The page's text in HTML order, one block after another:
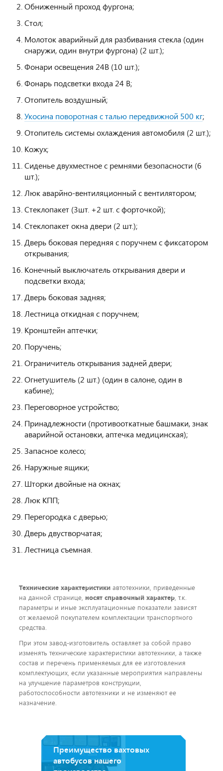
Обниженный проход фургона;
Стол;
Молоток аварийный для разбивания стекла (один
снаружи, один внутри фургона) (2 шт.);
Фонари освещения 24В (10 шт.);
Фонарь подсветки входа 24 В;
Отопитель воздушный;
Укосина поворотная с талью передвижной 500 кг;
Отопитель системы охлаждения автомобиля (2 шт.);
Кожух;
Сиденье двухместное с ремнями безопасности (6
шт.);
Люк аварйно-вентиляционный с вентилятором;
Стеклопакет (3шт. +2 шт. с форточкой);
Стеклопакет окна двери (2 шт.);
Дверь боковая передняя с поручнем с фиксатором
открывания;
Конечный выключатель открывания двери и
подсветки входа;
Дверь боковая задняя;
Лестница откидная с поручнем;
Кронштейн аптечки;
Поручень;
Ограничитель открывания задней двери;
Огнетушитель (2 шт.) (один в салоне, один в
кабине);
Переговорное устройство;
Принадлежности (противооткатные башмаки, знак
аварийной остановки, аптечка медицинская);
Запасное колесо;
Наружные ящики;
Шторки двойные на окнах;
Люк КПП;
Перегородка с дверью;
Дверь двустворчатая;
Лестница съемная.
Технические характеристики автотехники, приведенные
на данной странице, носят справочный характер, т.к.
параметры и иные эксплуатационные показатели зависят
от желаемой покупателем комплектации транспортного
средства.
При этом завод-изготовитель оставляет за собой право
изменять технические характеристики автотехники, а также
состав и перечень применяемых для ее изготовления
комплектующих, если указанные мероприятия направлены
на улучшение параметров конструкции,
работоспособности автотехники и не изменяют ее
назначение.
Преимущество вахтовых
автобусов нашего